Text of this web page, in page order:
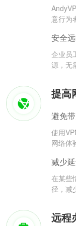
意行为
安全
企业员
源，无
提高
避免
使用
网络体
减少
在某些
径，减
远程